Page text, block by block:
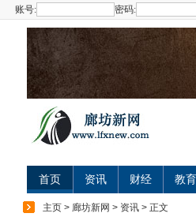
账号: 密码:
首页 资讯 财经 教育
主页 > 廊坊新网 > 资讯 > 正文